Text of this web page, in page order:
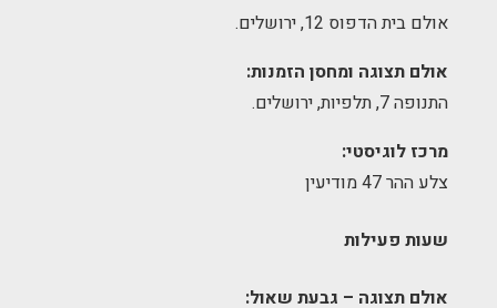
אולם בית הדפוס 12, ירושלים.
אולם תצוגה ומחסן הזמנות:
התנופה 7, תלפיות, ירושלים.
מרכז לוגיסטי:
צלע ההר 47 מודיעין
שעות פעילות
אולם תצוגה – גבעת שאול: